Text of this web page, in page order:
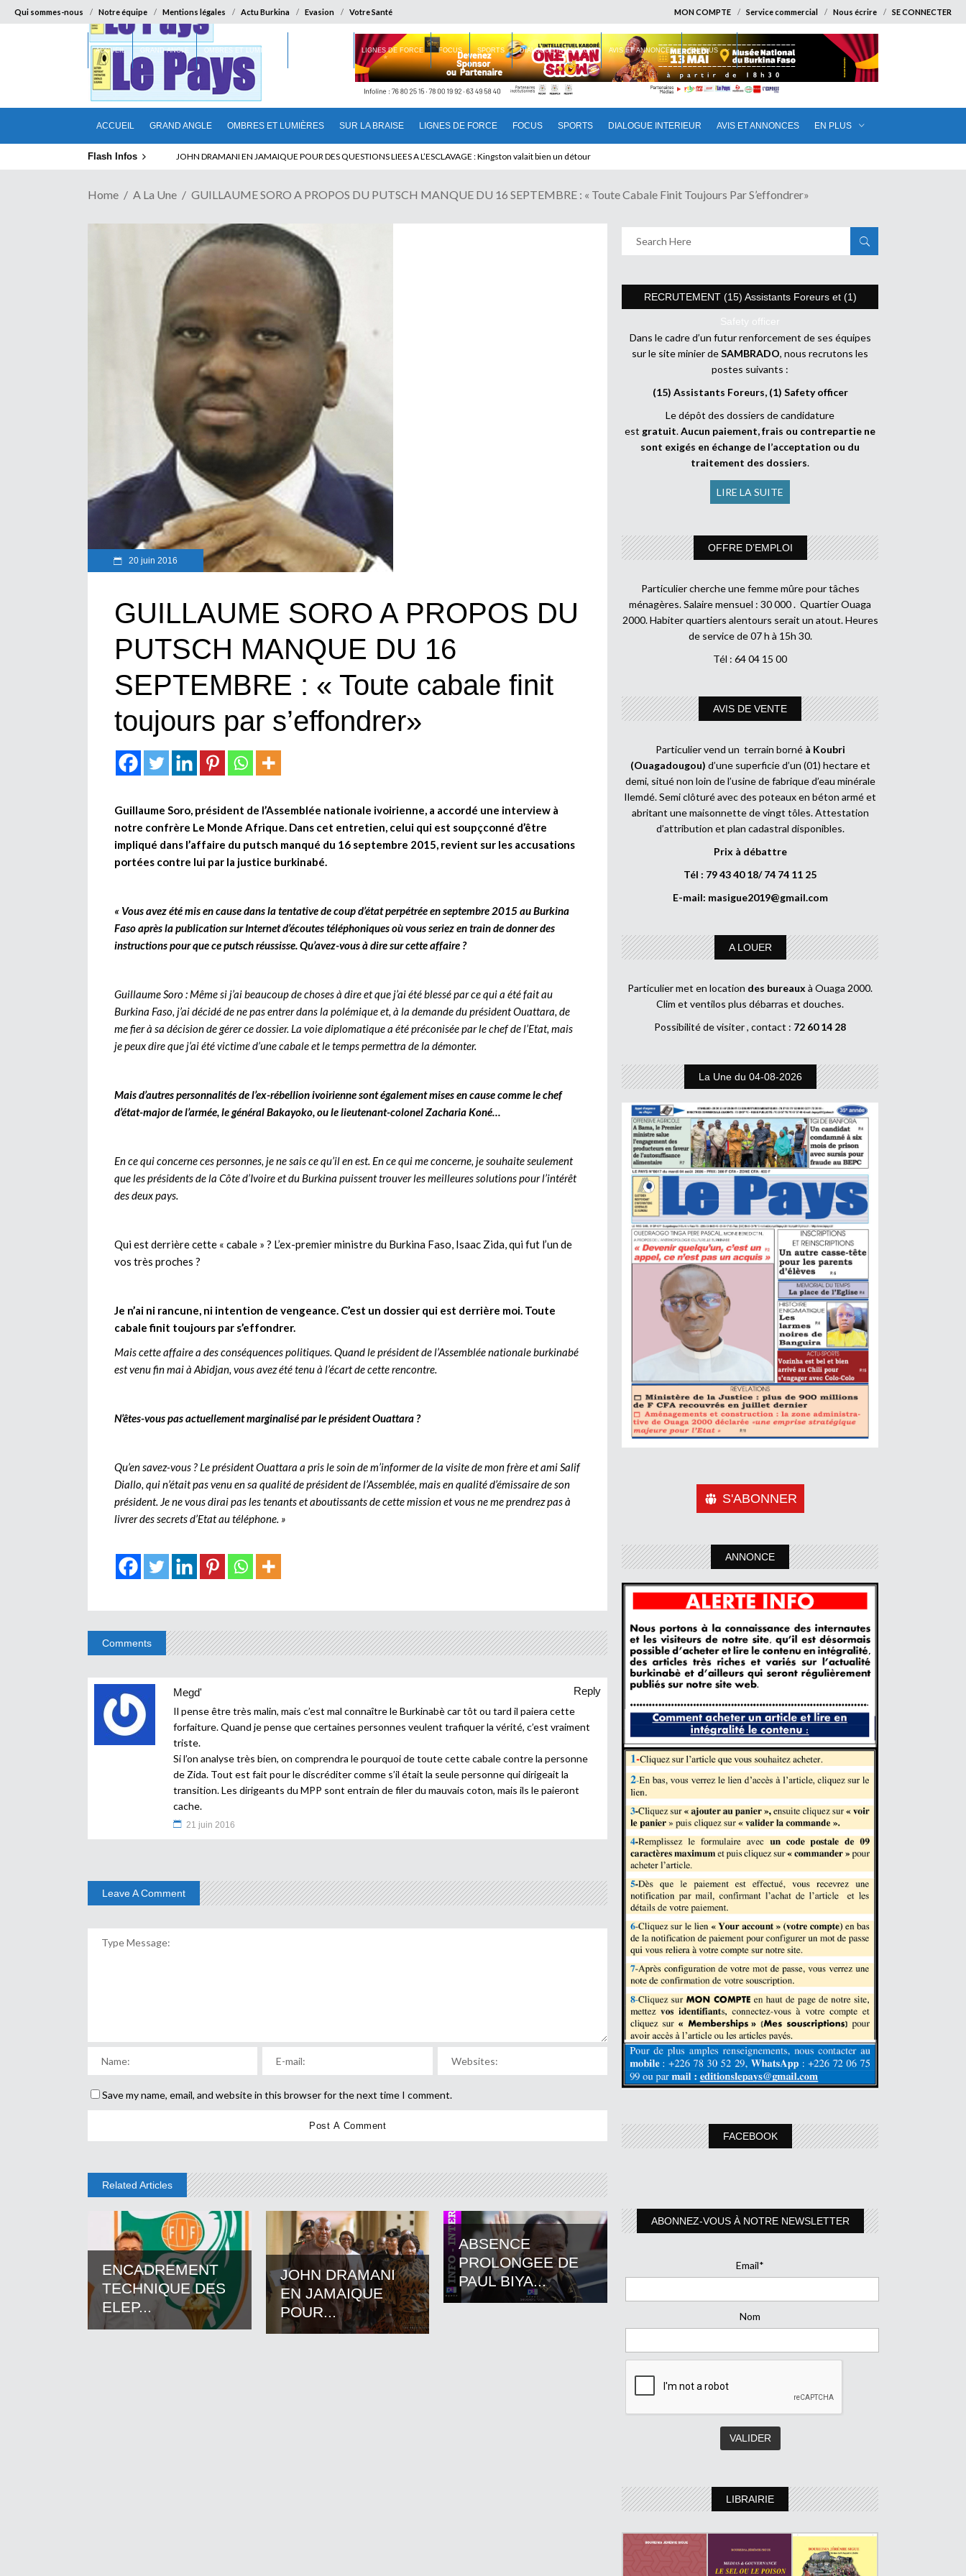
Qui sommes-nous Notre équipe Mentions légales Actu Burkina Evasion Votre Santé MON COMPTE Service commercial Nous écrire SE CONNECTER
ACCUEIL GRAND ANGLE OMBRES ET LUMIÈRES SUR LA BRAISE LIGNES DE FORCE FOCUS SPORTS DIALOGUE INTERIEUR AVIS ET ANNONCES EN PLUS
ACCUEIL GRAND ANGLE OMBRES ET LUMIÈRES LIGNES DE FORCE FOCUS SPORTS DIALOGUE INTERIEUR AVIS ET ANNONCES EN PLUS
Flash Infos ABSENCE PROLONGEE DE PAUL BIYA DU CAMEROUN : Qui pilote le Cameroun ?
Home A La Une GUILLAUME SORO A PROPOS DU PUTSCH MANQUE DU 16 SEPTEMBRE : « Toute Cabale Finit Toujours Par S’effondrer»
20 juin 2016
GUILLAUME SORO A PROPOS DU
PUTSCH MANQUE DU 16
SEPTEMBRE : « Toute cabale finit
toujours par s’effondrer»
Guillaume Soro, président de l’Assemblée nationale ivoirienne, a accordé une interview à
notre confrère Le Monde Afrique. Dans cet entretien, celui qui est soupçconné d’être
impliqué dans l’affaire du putsch manqué du 16 septembre 2015, revient sur les accusations
portées contre lui par la justice burkinabé.
« Vous avez été mis en cause dans la tentative de coup d’état perpétrée en septembre 2015 au Burkina
Faso après la publication sur Internet d’écoutes téléphoniques où vous seriez en train de donner des
instructions pour que ce putsch réussisse. Qu’avez-vous à dire sur cette affaire ?
Guillaume Soro : Même si j’ai beaucoup de choses à dire et que j’ai été blessé par ce qui a été fait au
Burkina Faso, j’ai décidé de ne pas entrer dans la polémique et, à la demande du président Ouattara, de
me fier à sa décision de gérer ce dossier. La voie diplomatique a été préconisée par le chef de l’Etat, mais
je peux dire que j’ai été victime d’une cabale et le temps permettra de la démonter.
Mais d’autres personnalités de l’ex-rébellion ivoirienne sont également mises en cause comme le chef
d’état-major de l’armée, le général Bakayoko, ou le lieutenant-colonel Zacharia Koné…
En ce qui concerne ces personnes, je ne sais ce qu’il en est. En ce qui me concerne, je souhaite seulement
que les présidents de la Côte d’Ivoire et du Burkina puissent trouver les meilleures solutions pour l’intérêt
des deux pays.
Qui est derrière cette « cabale » ? L’ex-premier ministre du Burkina Faso, Isaac Zida, qui fut l’un de
vos très proches ?
Je n’ai ni rancune, ni intention de vengeance. C’est un dossier qui est derrière moi. Toute
cabale finit toujours par s’effondrer.
Mais cette affaire a des conséquences politiques. Quand le président de l’Assemblée nationale burkinabé
est venu fin mai à Abidjan, vous avez été tenu à l’écart de cette rencontre.
N’êtes-vous pas actuellement marginalisé par le président Ouattara ?
Qu’en savez-vous ? Le président Ouattara a pris le soin de m’informer de la visite de mon frère et ami Salif
Diallo, qui n’était pas venu en sa qualité de président de l’Assemblée, mais en qualité d’émissaire de son
président. Je ne vous dirai pas les tenants et aboutissants de cette mission et vous ne me prendrez pas à
livrer des secrets d’Etat au téléphone. »
Comments
Megd'
Reply
Il pense être très malin, mais c’est mal connaître le Burkinabè car tôt ou tard il paiera cette
forfaiture. Quand je pense que certaines personnes veulent trafiquer la vérité, c’est vraiment
triste.
Si l’on analyse très bien, on comprendra le pourquoi de toute cette cabale contre la personne
de Zida. Tout est fait pour le discréditer comme s’il était la seule personne qui dirigeait la
transition. Les dirigeants du MPP sont entrain de filer du mauvais coton, mais ils le paieront
cache.
21 juin 2016
Leave A Comment
Save my name, email, and website in this browser for the next time I comment.
Related Articles
ENCADREMENT
TECHNIQUE DES
ELEP...
JOHN DRAMANI
EN JAMAIQUE
POUR...
ABSENCE
PROLONGEE DE
PAUL BIYA...
RECRUTEMENT (15) Assistants Foreurs et (1)
Safety officer
Dans le cadre d’un futur renforcement de ses équipes
sur le site minier deSAMBRADO, nous recrutons les
postes suivants :
(15) Assistants Foreurs, (1) Safety officer
Le dépôt des dossiers de candidature
est gratuit.Aucun paiement, frais ou contrepartie ne
sont exigés en échange de l’acceptation ou du
traitement des dossiers.
LIRE LA SUITE
OFFRE D’EMPLOI
Particulier cherche une femme mûre pour tâches
ménagères. Salaire mensuel : 30 000 . Quartier Ouaga
2000. Habiter quartiers alentours serait un atout. Heures
de service de 07 h à 15h 30.
Tél : 64 04 15 00
AVIS DE VENTE
Particulier vend un terrain borné à Koubri
(Ouagadougou) d’une superficie d’un (01) hectare et
demi, situé non loin de l’usine de fabrique d’eau minérale
Ilemdé. Semi clôturé avec des poteaux en béton armé et
abritant une maisonnette de vingt tôles. Attestation
d’attribution et plan cadastral disponibles.
Prix à débattre
Tél : 79 43 40 18/ 74 74 11 25
E-mail: masigue2019@gmail.com
A LOUER
Particulier met en location des bureaux à Ouaga 2000.
Clim et ventilos plus débarras et douches.
Possibilité de visiter , contact : 72 60 14 28
La Une du 04-08-2026
S'ABONNER
ANNONCE
FACEBOOK
ABONNEZ-VOUS À NOTRE NEWSLETTER
Email*
Nom
LIBRAIRIE